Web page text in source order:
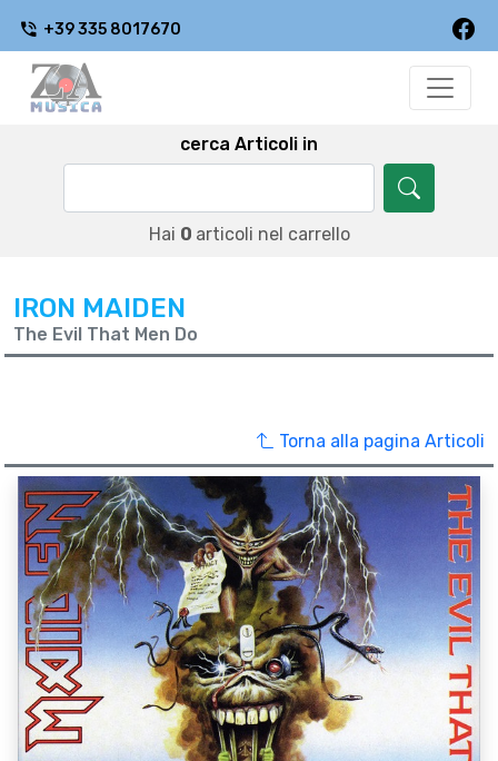
+39 335 8017670
cerca Articoli in
Hai 0 articoli nel carrello
IRON MAIDEN
The Evil That Men Do
Torna alla pagina Articoli